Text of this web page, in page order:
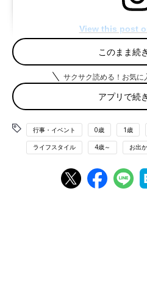
View this post
H....Houseさん(@h_o_house)
このまま続
サクサク読める！お気
アプリで続
行事・イベント 0歳 1歳
ライフスタイル 4歳～ お出